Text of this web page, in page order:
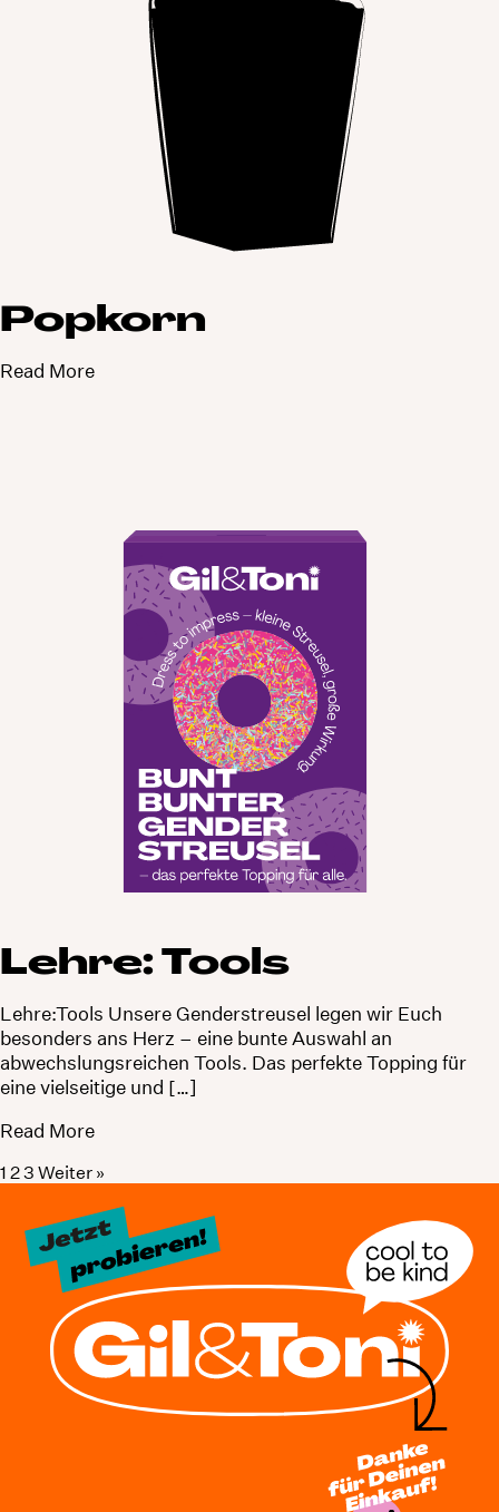
Popkorn
Read More
Lehre: Tools
Lehre:Tools Unsere Genderstreusel legen wir Euch
besonders ans Herz – eine bunte Auswahl an
abwechslungsreichen Tools. Das perfekte Topping für
eine vielseitige und […]
Read More
1 23 Weiter »